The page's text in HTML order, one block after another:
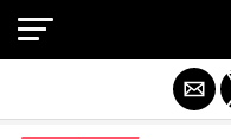
Salir